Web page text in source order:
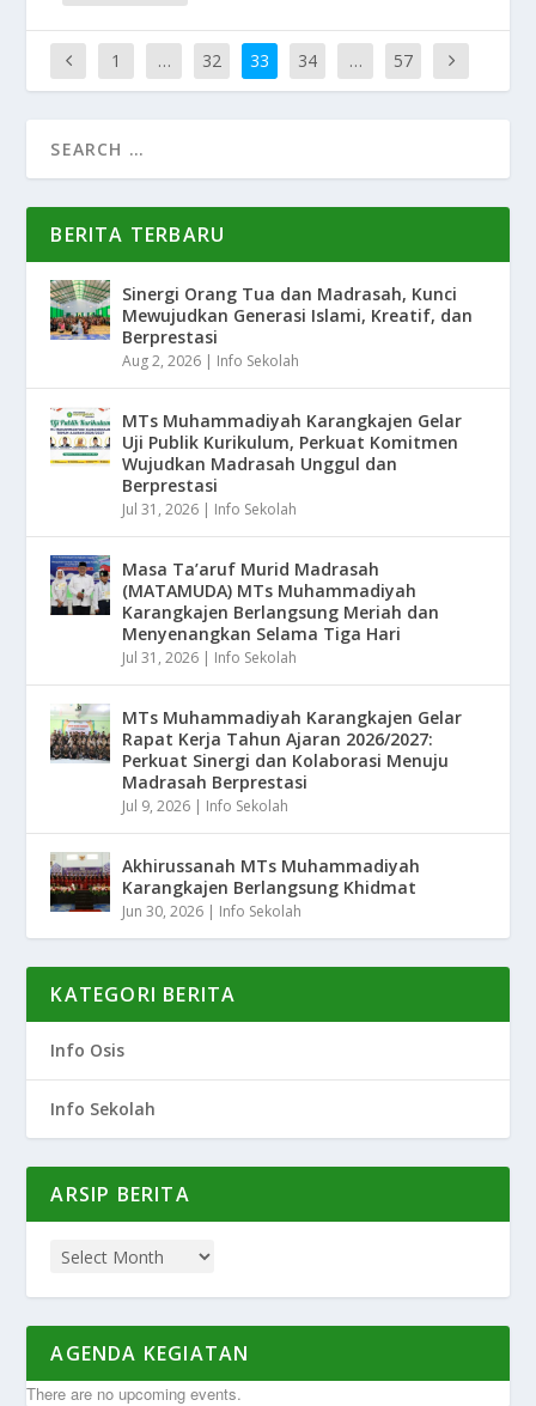
1 … 32 33 34 … 57
BERITA TERBARU
Sinergi Orang Tua dan Madrasah, Kunci
Mewujudkan Generasi Islami, Kreatif, dan
Berprestasi
Aug 2, 2026 | Info Sekolah
MTs Muhammadiyah Karangkajen Gelar
Uji Publik Kurikulum, Perkuat Komitmen
Wujudkan Madrasah Unggul dan
Berprestasi
Jul 31, 2026 | Info Sekolah
Masa Ta’aruf Murid Madrasah
(MATAMUDA) MTs Muhammadiyah
Karangkajen Berlangsung Meriah dan
Menyenangkan Selama Tiga Hari
Jul 31, 2026 | Info Sekolah
MTs Muhammadiyah Karangkajen Gelar
Rapat Kerja Tahun Ajaran 2026/2027:
Perkuat Sinergi dan Kolaborasi Menuju
Madrasah Berprestasi
Jul 9, 2026 | Info Sekolah
Akhirussanah MTs Muhammadiyah
Karangkajen Berlangsung Khidmat
Jun 30, 2026 | Info Sekolah
KATEGORI BERITA
Info Osis
Info Sekolah
ARSIP BERITA
AGENDA KEGIATAN
There are no upcoming events.